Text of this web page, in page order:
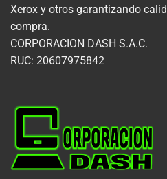
Xerox y otros garantizando
compra.
CORPORACION DASH S.A.C.
RUC: 20607975842